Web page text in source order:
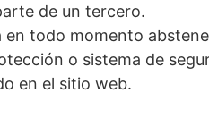
de un tercero.
en todo momento
o sistema de
en el sitio web.